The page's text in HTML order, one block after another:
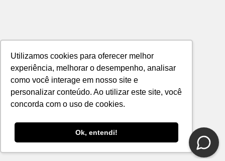
Utilizamos cookies para oferecer melhor
experiência, melhorar o desempenho, analisar
como você interage em nosso site e
personalizar conteúdo. Ao utilizar este site, você
concorda com o uso de cookies.
Ok, entendi!